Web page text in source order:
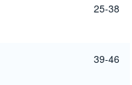
25-38
39-46